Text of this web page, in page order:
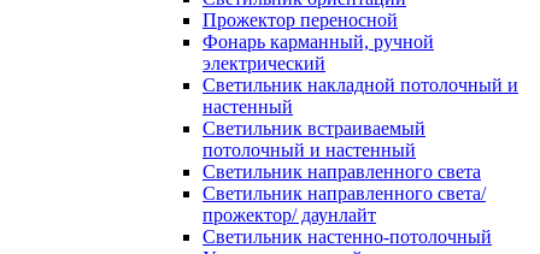
Прожектор переносной
Фонарь карманный, ручной
электрический
Светильник накладной потолочный и
настенный
Светильник встраиваемый
потолочный и настенный
Светильник направленного света
Светильник направленного света/
прожектор/ даунлайт
Светильник настенно-потолочный